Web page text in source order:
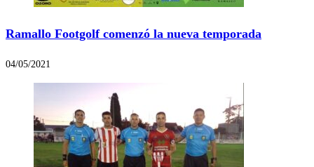
Ramallo Footgolf comenzó la nueva temporada
04/05/2021